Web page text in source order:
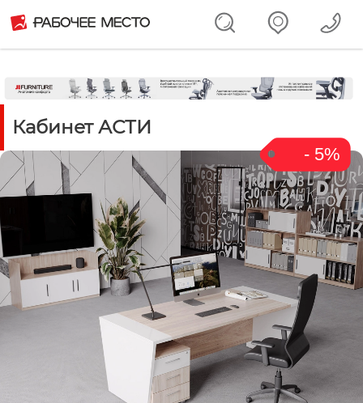
- 5%
Кабинет АСТИ